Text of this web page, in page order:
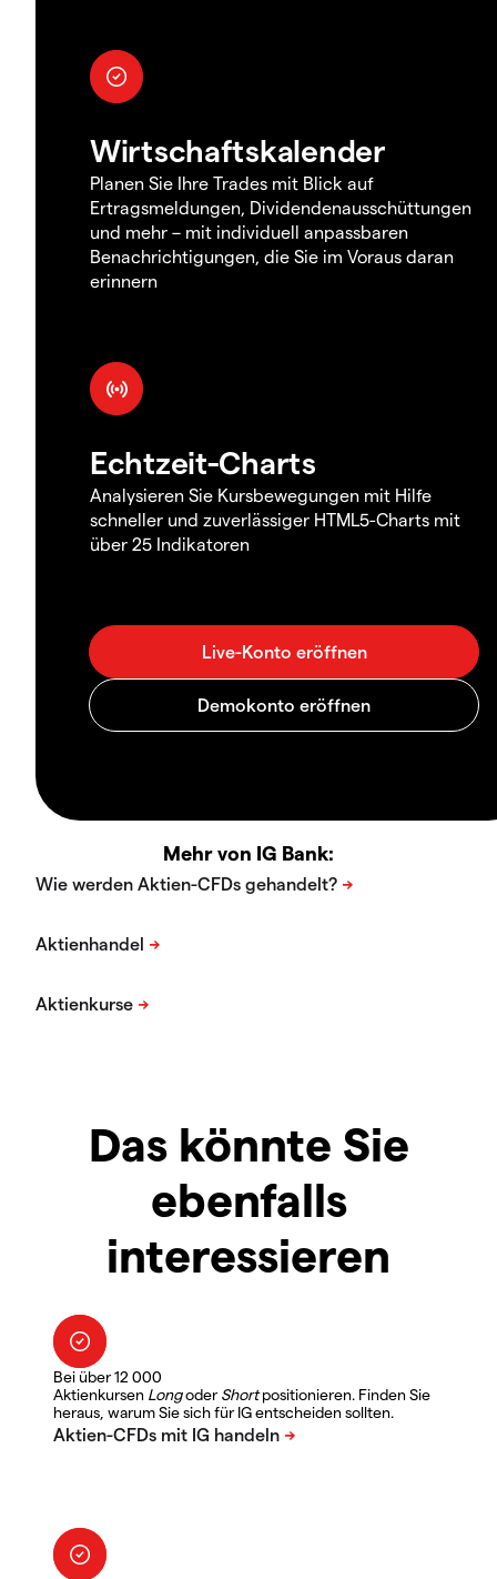
Wirtschaftskalender
Planen Sie Ihre Trades mit Blick auf
Ertragsmeldungen, Dividendenausschüttungen
und mehr – mit individuell anpassbaren
Benachrichtigungen, die Sie im Voraus daran
erinnern
Echtzeit-Charts
Analysieren Sie Kursbewegungen mit Hilfe
schneller und zuverlässiger HTML5-Charts mit
über 25 Indikatoren
Mehr von IG Bank:
Das könnte Sie
ebenfalls
interessieren
Bei über 12 000
Aktienkursen LongoderShortpositionieren. Finden Sie
heraus, warum Sie sich für IG entscheiden sollten.